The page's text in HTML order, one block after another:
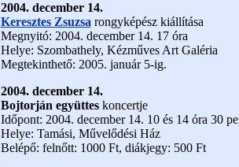
2004. december 14.
Keresztes Zsuzsa rongyképész kiállítása
Megnyitó: 2004. december 14. 17 óra
Helye: Szombathely, Kézműves Art Galéria
Megtekinthető: 2005. január 5-ig.
2004. december 14.
Bojtorján együtteskoncertje
Időpont: 2004. december 14. 10 és 14 óra 30
Helye: Tamási, Művelődési Ház
Belépő: felnőtt: 1000 Ft, diákjegy: 500 Ft